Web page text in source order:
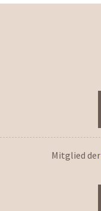
Mitglied der